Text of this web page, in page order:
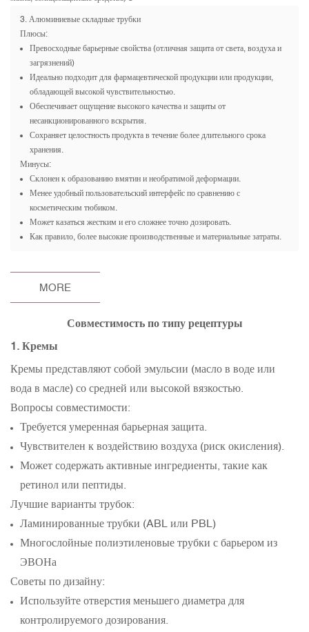
3. Алюминиевые складные трубки
Плюсы:
Превосходные барьерные свойства (отличная защита от света, воздуха и
загрязнений)
Идеально подходит для фармацевтической продукции или продукции,
обладающей высокой чувствительностью.
Обеспечивает ощущение высокого качества и защиты от
несанкционированного вскрытия.
Сохраняет целостность продукта в течение более длительного срока
хранения.
Минусы:
Склонен к образованию вмятин и необратимой деформации.
Менее удобный пользовательский интерфейс по сравнению с
косметическим тюбиком.
Может казаться жестким и его сложнее точно дозировать.
Как правило, более высокие производственные и материальные затраты.
MORE
Совместимость по типу рецептуры
1. Кремы
Кремы представляют собой эмульсии (масло в воде или
вода в масле) со средней или высокой вязкостью.
Вопросы совместимости:
Требуется умеренная барьерная защита.
Чувствителен к воздействию воздуха (риск окисления).
Может содержать активные ингредиенты, такие как
ретинол или пептиды.
Лучшие варианты трубок:
Ламинированные трубки (ABL или PBL)
Многослойные полиэтиленовые трубки с барьером из
ЭВОНа
Советы по дизайну:
Используйте отверстия меньшего диаметра для
контролируемого дозирования.